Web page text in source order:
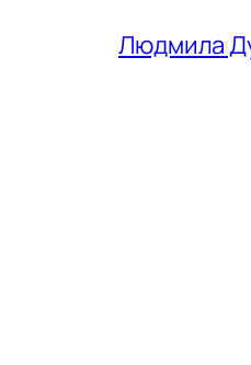
Людмила